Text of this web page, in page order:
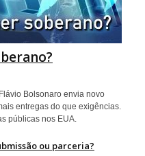
Bolsonaro envia novo
entregas do que exigências.
públicas nos EUA.
ou parceria?